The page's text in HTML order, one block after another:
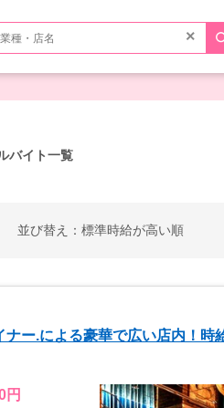
×
バイト一覧
並び替え： 標準時給が高い順
ー.による豪華で広い店内！時
円